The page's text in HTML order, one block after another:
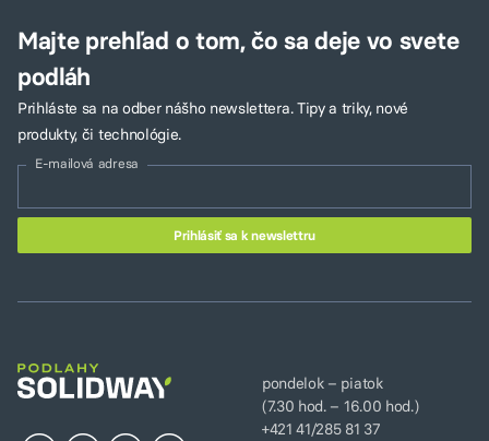
Majte prehľad o tom, čo sa deje vo svete
podláh
Prihláste sa na odber nášho newslettera. Tipy a triky, nové
produkty, či technológie.
E-mailová adresa
pondelok – piatok
(7.30 hod. – 16.00 hod.)
+421 41/285 81 37